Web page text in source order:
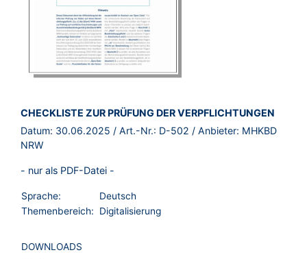
BROSCHÜRE:
CHECKLISTE ZUR PRÜFUNG DER VERPFLICHTUNGEN
Datum: 30.06.2025 / Art.-Nr.: D-502 / Anbieter: MHKBD
NRW
- nur als PDF-Datei -
Sprache:
Deutsch
Themenbereich:
Digitalisierung
DOWNLOADS